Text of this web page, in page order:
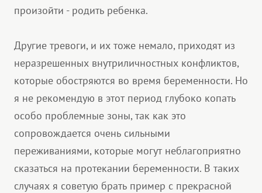
произойти - родить ребенка.
Другие тревоги, и их тоже немало, приходят из
неразрешенных внутриличностных конфликтов,
которые обостряются во время беременности. Но
я не рекомендую в этот период глубоко копать
особо проблемные зоны, так как это
сопровождается очень сильными
переживаниями, которые могут неблагоприятно
сказаться на протекании беременности. В таких
случаях я советую брать пример с прекрасной